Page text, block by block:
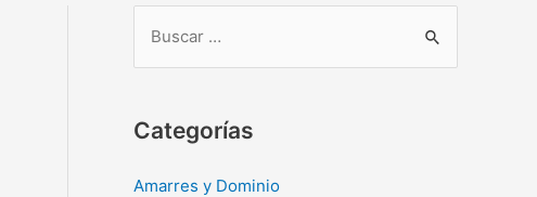
c
r
Categorías
Amarres y Dominio